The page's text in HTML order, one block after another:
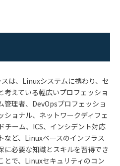
は、Linuxシステムに携わり、セ
考えている幅広いプロフェッショ
管理者、DevOpsプロフェッショ
ショナル、ネットワークディフェ
チーム、ICS、インシデント対応
など、Linuxベースのインフラス
に必要な知識とスキルを習得でき
とで、Linuxセキュリティのコン